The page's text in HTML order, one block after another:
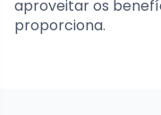
aproveitar os
proporciona.